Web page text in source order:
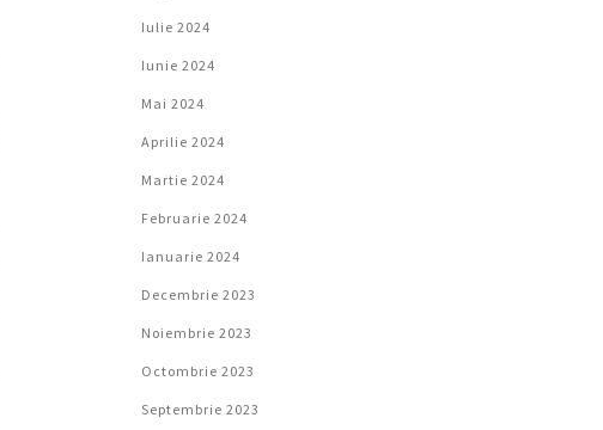
Iulie 2024
Iunie 2024
Mai 2024
Aprilie 2024
Martie 2024
Februarie 2024
Ianuarie 2024
Decembrie 2023
Noiembrie 2023
Octombrie 2023
Septembrie 2023